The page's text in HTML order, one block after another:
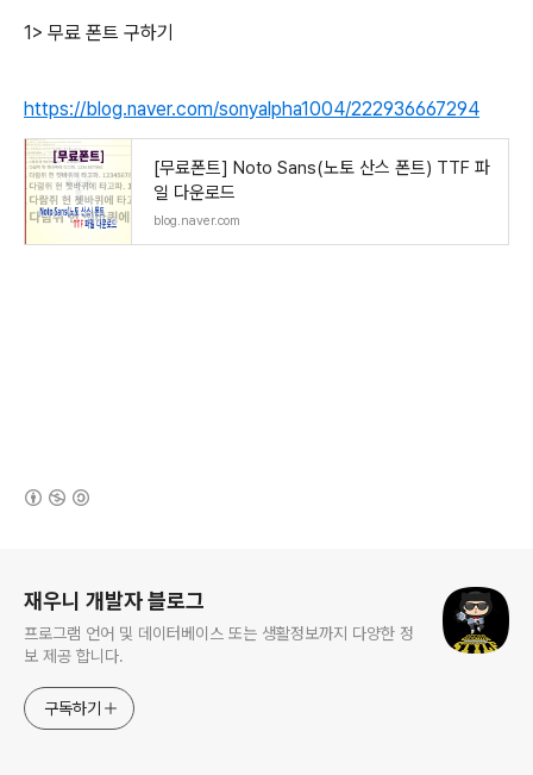
1> 무료 폰트 구하기
https://blog.naver.com/sonyalpha1004/222936667294
[무료폰트] Noto Sans(노토 산스 폰트) TTF 파
일 다운로드
blog.naver.com
재우니 개발자 블로그
프로그램 언어 및 데이터베이스 또는 생활정보까지 다양한 정
보 제공 합니다.
구독하기